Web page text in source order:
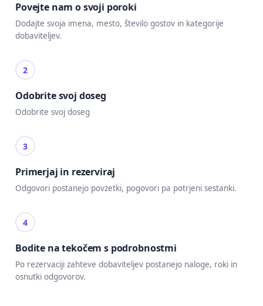
Povejte nam o svoji poroki
Dodajte svoja imena, mesto, število gostov in kategorije
dobaviteljev.
2
Odobrite svoj doseg
Odobrite svoj doseg
3
Primerjaj in rezerviraj
Odgovori postanejo povzetki, pogovori pa potrjeni sestanki.
4
Bodite na tekočem s podrobnostmi
Po rezervaciji zahteve dobaviteljev postanejo naloge, roki in
osnutki odgovorov.